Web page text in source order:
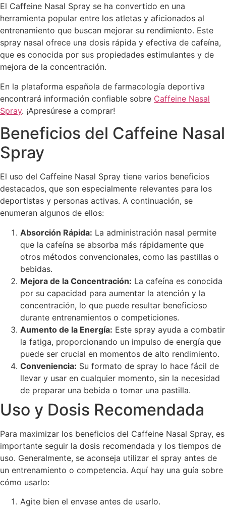
El Caffeine Nasal Spray se ha convertido en una
herramienta popular entre los atletas y aficionados al
entrenamiento que buscan mejorar su rendimiento. Este
spray nasal ofrece una dosis rápida y efectiva de cafeína,
que es conocida por sus propiedades estimulantes y de
mejora de la concentración.
En la plataforma española de farmacología deportiva
encontrará información confiable sobre Caffeine Nasal
Spray. ¡Apresúrese a comprar!
Beneficios del Caffeine Nasal
Spray
El uso del Caffeine Nasal Spray tiene varios beneficios
destacados, que son especialmente relevantes para los
deportistas y personas activas. A continuación, se
enumeran algunos de ellos:
Absorción Rápida: La administración nasal permite
que la cafeína se absorba más rápidamente que
otros métodos convencionales, como las pastillas o
bebidas.
Mejora de la Concentración: La cafeína es conocida
por su capacidad para aumentar la atención y la
concentración, lo que puede resultar beneficioso
durante entrenamientos o competiciones.
Aumento de la Energía: Este spray ayuda a combatir
la fatiga, proporcionando un impulso de energía que
puede ser crucial en momentos de alto rendimiento.
Conveniencia: Su formato de spray lo hace fácil de
llevar y usar en cualquier momento, sin la necesidad
de preparar una bebida o tomar una pastilla.
Uso y Dosis Recomendada
Para maximizar los beneficios del Caffeine Nasal Spray, es
importante seguir la dosis recomendada y los tiempos de
uso. Generalmente, se aconseja utilizar el spray antes de
un entrenamiento o competencia. Aquí hay una guía sobre
cómo usarlo:
Agite bien el envase antes de usarlo.